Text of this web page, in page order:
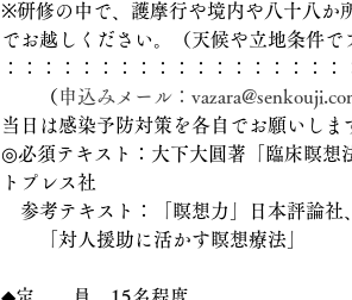
※研修の中で、護摩行や境内や八十八か
でお越しください。（天候や立地条件で
：：：：：：：：：：：：：：：：：
（ 申込みメール：
当日は感染予防対策を各自でお願いしま
◎必須テキスト：大下大圓著「臨床瞑想
トプレス社
参考テキスト：「瞑想力」日本評論社
「対人援助に活かす瞑想療法」